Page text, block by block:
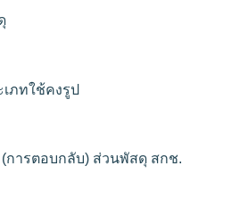
ภทใช้คงรูป
การตอบกลับ) ส่วนพัสดุ สกช.